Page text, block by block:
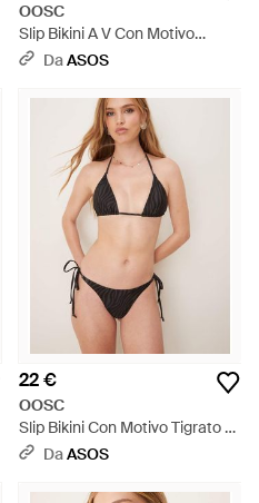
OOSC
Slip Bikini A V Con Motivo
Tigrato - Nero
DaASOS
22 €
OOSC
Slip Bikini Con Motivo Tigrato E
Laccetti Laterali - Neutro
DaASOS